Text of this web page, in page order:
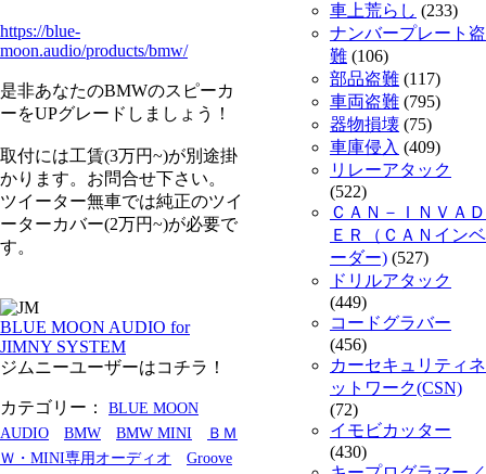
https://blue-
moon.audio/products/bmw/
是非あなたのBMWのスピーカ
ーをUPグレードしましょう！
取付には工賃(3万円~)が別途掛
かります。お問合せ下さい。
ツイーター無車では純正のツイ
ーターカバー(2万円~)が必要で
す。
BLUE MOON AUDIO for
JIMNY SYSTEM
ジムニーユーザーはコチラ！
カテゴリー：
BLUE MOON
AUDIO
BMW BMW MINI
ＢＭ
Ｗ・MINI専用オーディオ
Groove
車上荒らし (233)
ナンバープレート盗
難 (106)
部品盗難 (117)
車両盗難 (795)
器物損壊 (75)
車庫侵入 (409)
リレーアタック
(522)
ＣＡＮ－ＩＮＶＡＤ
ＥＲ（ＣＡＮインベ
ーダー) (527)
ドリルアタック
(449)
コードグラバー
(456)
カーセキュリティネ
ットワーク(CSN)
(72)
イモビカッター
(430)